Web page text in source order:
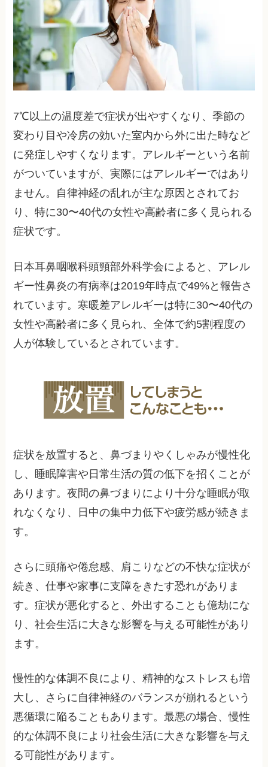
7℃以上の温度差で症状が出やすくなり、季節の
変わり目や冷房の効いた室内から外に出た時など
に発症しやすくなります。アレルギーという名前
がついていますが、実際にはアレルギーではあり
ません。自律神経の乱れが主な原因とされてお
り、特に30〜40代の女性や高齢者に多く見られる
症状です。
日本耳鼻咽喉科頭頸部外科学会によると、アレル
ギー性鼻炎の有病率は2019年時点で49%と報告さ
れています。寒暖差アレルギーは特に30〜40代の
女性や高齢者に多く見られ、全体で約5割程度の
人が体験しているとされています。
症状を放置すると、鼻づまりやくしゃみが慢性化
し、睡眠障害や日常生活の質の低下を招くことが
あります。夜間の鼻づまりにより十分な睡眠が取
れなくなり、日中の集中力低下や疲労感が続きま
す。
さらに頭痛や倦怠感、肩こりなどの不快な症状が
続き、仕事や家事に支障をきたす恐れがありま
す。症状が悪化すると、外出することも億劫にな
り、社会生活に大きな影響を与える可能性があり
ます。
慢性的な体調不良により、精神的なストレスも増
大し、さらに自律神経のバランスが崩れるという
悪循環に陥ることもあります。最悪の場合、慢性
的な体調不良により社会生活に大きな影響を与え
る可能性があります。